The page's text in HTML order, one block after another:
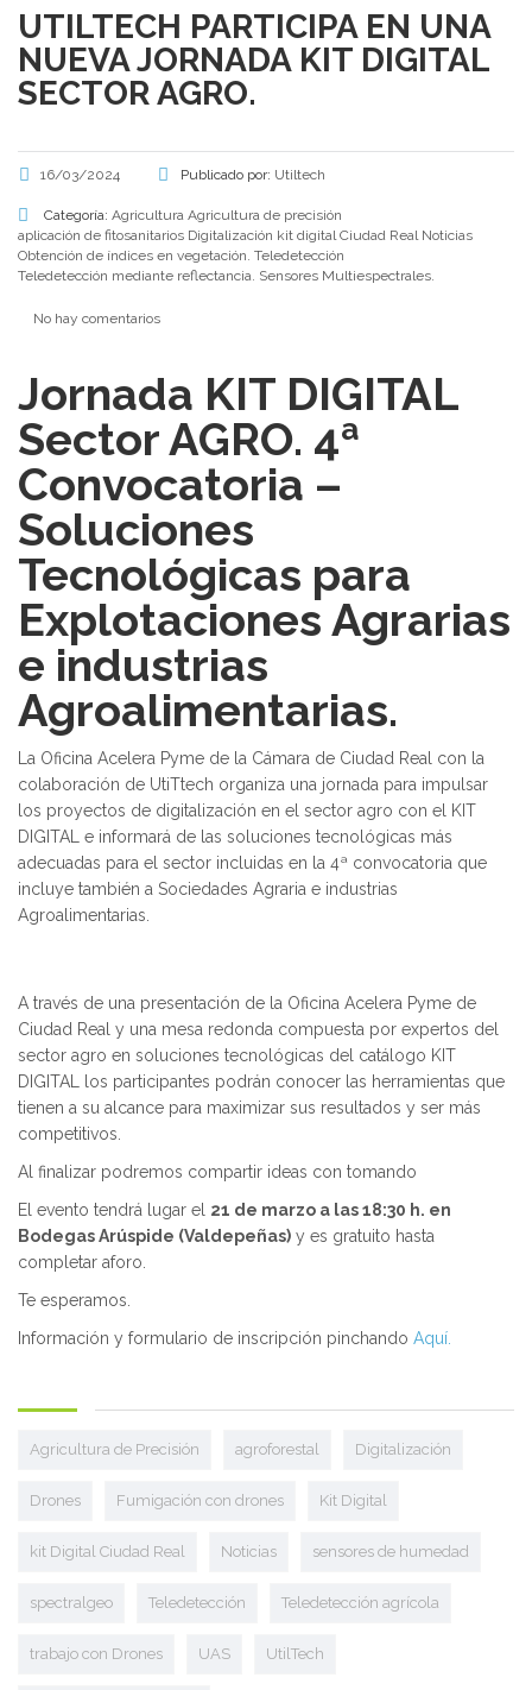
UTILTECH PARTICIPA EN UNA
NUEVA JORNADA KIT DIGITAL
SECTOR AGRO.
16/03/2024 Publicado por: Utiltech
Categoría: Agricultura Agricultura de precisión
aplicación de fitosanitarios Digitalización kit digital Ciudad Real Noticias
Obtención de índices en vegetación. Teledetección
Teledetección mediante reflectancia. Sensores Multiespectrales.
No hay comentarios
Jornada KIT DIGITAL
Sector AGRO. 4ª
Convocatoria –
Soluciones
Tecnológicas para
Explotaciones Agrarias
e industrias
Agroalimentarias.
La Oficina Acelera Pyme de la Cámara de Ciudad Real con la
colaboración de UtiTtech organiza una jornada para impulsar
los proyectos de digitalización en el sector agro con el KIT
DIGITAL e informará de las soluciones tecnológicas más
adecuadas para el sector incluidas en la 4ª convocatoria que
incluye también a Sociedades Agraria e industrias
Agroalimentarias.
A través de una presentación de la Oficina Acelera Pyme de
Ciudad Real y una mesa redonda compuesta por expertos del
sector agro en soluciones tecnológicas del catálogo KIT
DIGITAL los participantes podrán conocer las herramientas que
tienen a su alcance para maximizar sus resultados y ser más
competitivos.
Al finalizar podremos compartir ideas con tomando
El evento tendrá lugar el 21 de marzo a las 18:30 h. en
Bodegas Arúspide (Valdepeñas) y es gratuito hasta
completar aforo.
Te esperamos.
Información y formulario de inscripción pinchando Aquí.
Agricultura de Precisión agroforestal Digitalización
Drones Fumigación con drones Kit Digital
kit Digital Ciudad Real Noticias sensores de humedad
spectralgeo Teledetección Teledetección agrícola
trabajo con Drones UAS UtilTech